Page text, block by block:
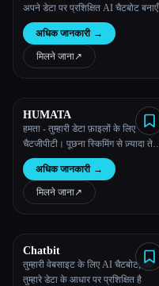
हमारे बारे में
Esc
अपने डेटा पर प्रशिक्षित AI चैटबोट बनाएँ
अधिक जानकारी →
मिलने जाना↗︎
HUMATA
हमता - तुम्हारी डेटा फ़ाइलों के लिए
चैटजीपीटी। पूछना स्किमिंग से ज़्यादा तेज़
है।
अधिक जानकारी →
मिलने जाना↗︎
Chatbit
तुम्हारी वेबसाइट के लिए AI चैटबोट, जो
तुम्हारे डेटा के आधार पर प्रशिक्षित है